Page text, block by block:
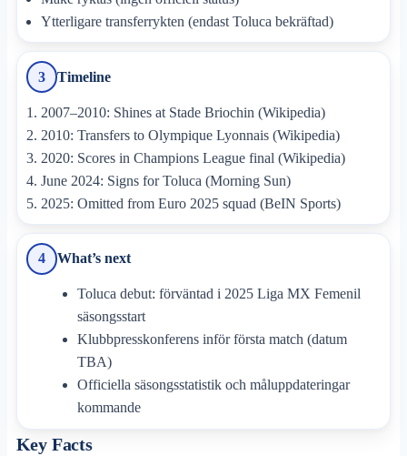
Ytterligare transferrykten (endast Toluca bekräftad)
3 Timeline
2007–2010: Shines at Stade Briochin (Wikipedia)
2010: Transfers to Olympique Lyonnais (Wikipedia)
2020: Scores in Champions League final (Wikipedia)
June 2024: Signs for Toluca (Morning Sun)
2025: Omitted from Euro 2025 squad (BeIN Sports)
4 What’s next
Toluca debut: förväntad i 2025 Liga MX Femenil
säsongsstart
Klubbpresskonferens inför första match (datum
TBA)
Officiella säsongsstatistik och måluppdateringar
kommande
Key Facts